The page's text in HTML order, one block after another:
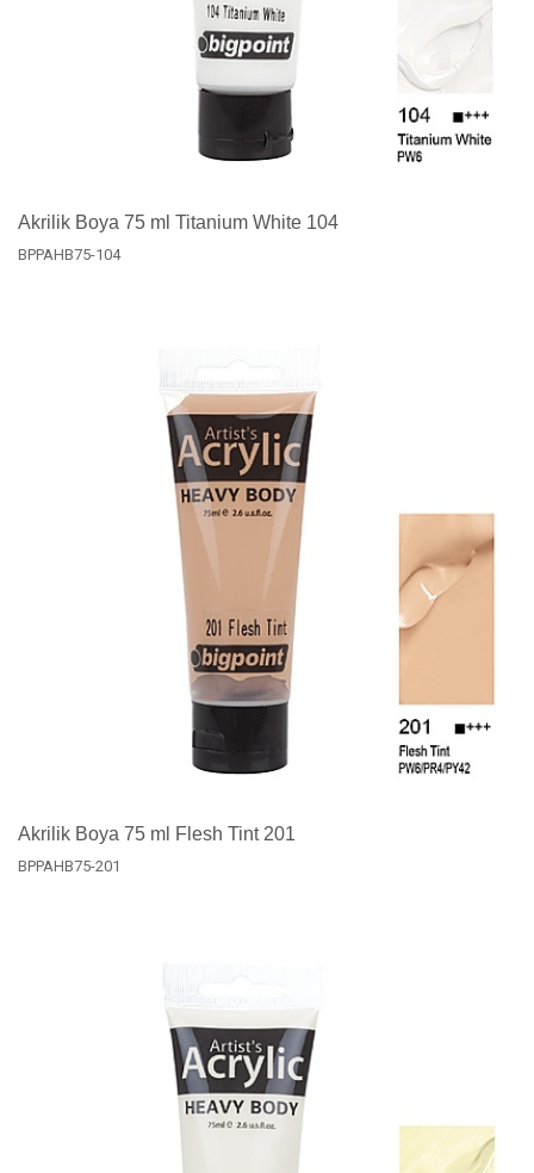
Akrilik Boya 75 ml Titanium White 104
BPPAHB75-104
Akrilik Boya 75 ml Flesh Tint 201
BPPAHB75-201